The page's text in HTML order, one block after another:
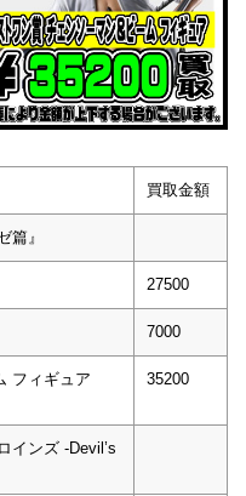
買取金額
篇』
27500
7000
フィギュア
35200
インズ -Devil’s